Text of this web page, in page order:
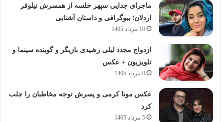
ماجرای جدایی سپهر خلسه از همسرش نیلوفر
اردلان؛ بیوگرافی و داستان آشنایی
10 مرداد 1405
ازدواج مجدد لیلی رشیدی بازیگر و گوینده سینما و
تلویزیون + عکس
8 مرداد 1405
عکس مونا کرمی و پسرش توجه مخاطبان را جلب
کرد
5 مرداد 1405